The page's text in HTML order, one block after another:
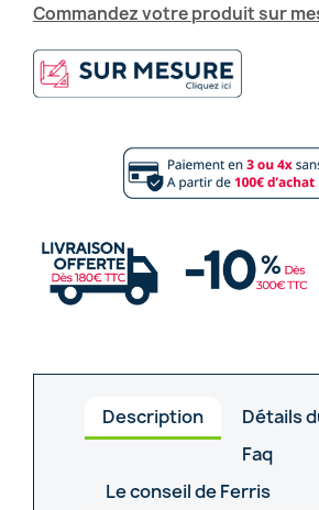
Commandez votre produit sur
Description
Détails
Faq
Le conseil de Ferris